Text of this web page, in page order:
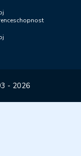
- 2026